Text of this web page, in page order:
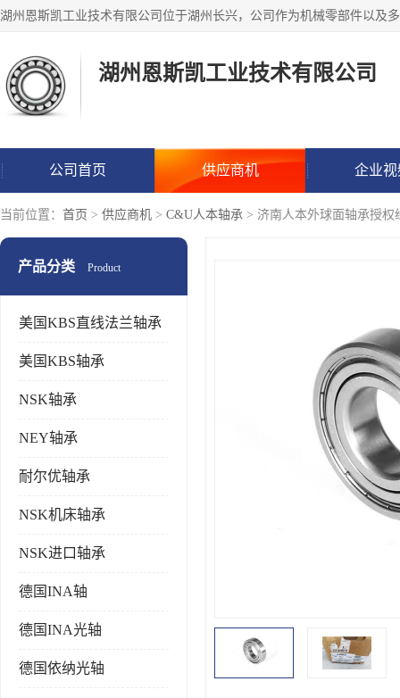
湖州恩斯凯工业技术有限公司
公司首页 供应商机 企业视
当前位置： 首页 > 供应商机 > C&U人本轴承 > 济南人本外球面轴承授权
产品分类 Product
美国KBS直线法兰轴承
美国KBS轴承
NSK轴承
NEY轴承
耐尔优轴承
NSK机床轴承
NSK进口轴承
德国INA轴
德国INA光轴
德国依纳光轴